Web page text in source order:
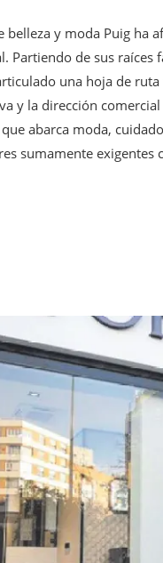
belleza y moda Puig ha
Partiendo de sus
una hoja de
y la dirección
abarca moda,
sumamente